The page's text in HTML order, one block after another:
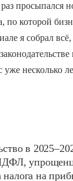
просыпался
по которой
я собрал
несколько
в
на